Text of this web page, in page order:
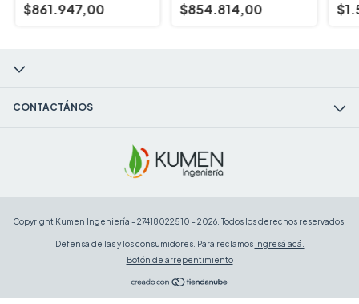
$861.947,00 $854.814,00
CONTACTÁNOS
Copyright Kumen Ingeniería - 27418022510 - 2026. Todos los derechos reservados.
Defensa de las y los consumidores. Para reclamos ingresá acá.
Botón de arrepentimiento